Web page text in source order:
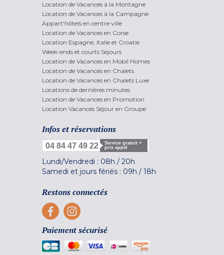
Location de Vacances à la Montagne
Location de Vacances à la Campagne
Appart'hôtels en centre ville
Location de Vacances en Corse
Location Espagne, Italie et Croatie
Week-ends et courts Séjours
Location de Vacances en Mobil Homes
Location de Vacances en Chalets
Location de Vacances en Chalets Luxe
Locations de dernières minutes
Location de Vacances en Promotion
Location Vacances Séjour en Groupe
Infos et réservations
04 84 47 49 22
Service gratuit +
prix appel
Lundi/Vendredi : 08h / 20h
Samedi et jours fériés : 09h / 18h
Restons connectés
Paiement sécurisé